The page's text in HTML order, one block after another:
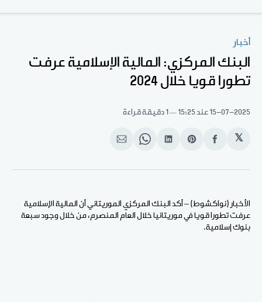
أخبار
البنك المركزي: المالية الإسلامية عرفت
تطورا قويا خلال 2024
15-07-2025 عند 15:25 1 دقيقة قراءة
𝕏
انشر
الفيسبوك
Share
Pinterest
انشر
لينكد
Share
WhatsApp
انشر
الإيميل
الأخبار (نواكشوط) – أكد البنك المركزي الموريتاني أن المالية الإسلامية
عرفت تطورا قويا في موريتانيا خلال العام المنصرم، من خلال وجود سبعة
بنوك إسلامية.